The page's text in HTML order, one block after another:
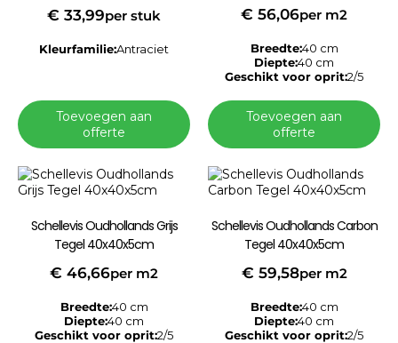
€ 33,99per stuk
Kleurfamilie:Antraciet
Toevoegen aan
offerte
€ 56,06per m2
Breedte:40 cm
Diepte:40 cm
Geschikt voor oprit:2/5
Toevoegen aan
offerte
Schellevis Oudhollands Grijs
Tegel 40x40x5cm
€ 46,66per m2
Breedte:40 cm
Diepte:40 cm
Geschikt voor oprit:2/5
Schellevis Oudhollands Carbon
Tegel 40x40x5cm
€ 59,58per m2
Breedte:40 cm
Diepte:40 cm
Geschikt voor oprit:2/5